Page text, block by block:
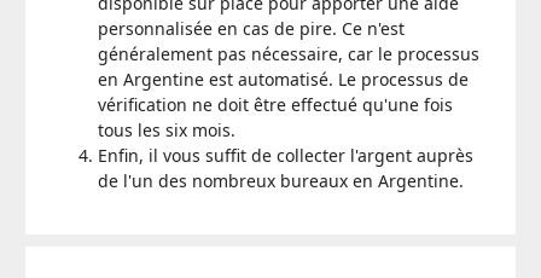
personnalisée en cas de pire. Ce n'est
généralement pas nécessaire, car le processus
en Argentine est automatisé. Le processus de
vérification ne doit être effectué qu'une fois
tous les six mois.
Enfin, il vous suffit de collecter l'argent auprès
de l'un des nombreux bureaux en Argentine.